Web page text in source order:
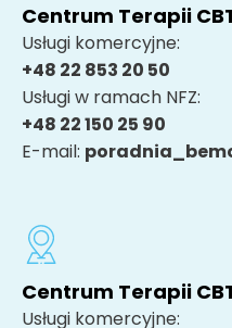
Centrum Terapii
Usługi komercyjne:
+48 22 853 20 50
Usługi w ramach NFZ:
+48 22 150 25 90
E-mail:
Centrum Terapii
Usługi komercyjne: